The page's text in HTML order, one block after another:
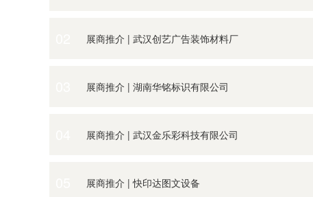
展商推介 | 武汉创艺广告装饰材料厂
展商推介 | 湖南华铭标识有限公司
展商推介 | 武汉金乐彩科技有限公司
展商推介 | 快印达图文设备